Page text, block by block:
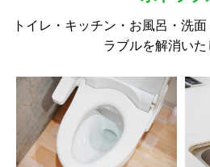
トイレ・キッチン・お風呂・洗
ラブルを解消いた